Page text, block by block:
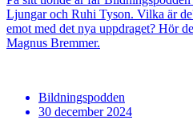
Ljungar och Ruhi Tyson. Vilka är
emot med det nya uppdraget? Hör
Magnus Bremmer.
Bildningspodden
30 december 2024